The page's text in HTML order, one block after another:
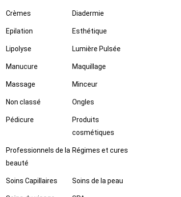
Crèmes Diadermie
Epilation Esthétique
Lipolyse Lumière Pulsée
Manucure Maquillage
Massage Minceur
Non classé Ongles
Pédicure
Produits
cosmétiques
Professionnels de la
beauté
Régimes et cures
Soins Capillaires Soins de la peau